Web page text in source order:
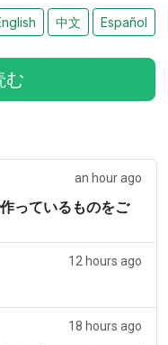
中文 Español
む
an hour ago
っているものをご
12 hours ago
18 hours ago